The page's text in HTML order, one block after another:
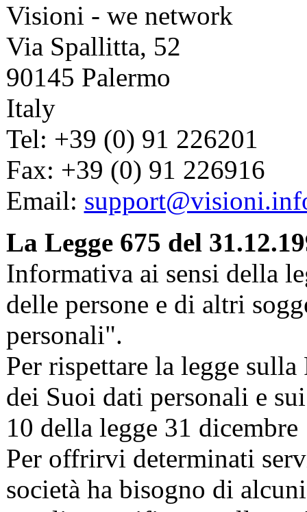
Visioni - we network
Via Spallitta, 52
90145 Palermo
Italy
Tel: +39 (0) 91 226201
Fax: +39 (0) 91 226916
Email:
La Legge 675 del
Informativa ai sensi della
delle persone e di altri
personali".
Per rispettare la legge
dei Suoi dati personali e
10 della legge 31
Per offrirvi determinati
società ha bisogno di